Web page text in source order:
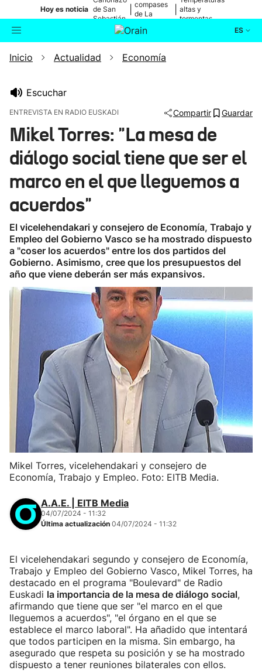
Hoy es noticia de San
Sebastián
compases
de La
altas y
tormentas
ES
Buscador Actualidad
Ikusmiran
Eguraldia
Inicio Actualidad Economía
Escuchar
ENTREVISTA EN RADIO EUSKADI Compartir Guardar
Mikel Torres: "La mesa de
diálogo social tiene que ser el
marco en el que lleguemos a
acuerdos"
El vicelehendakari y consejero de Economía, Trabajo y
Empleo del Gobierno Vasco se ha mostrado dispuesto
a "coser los acuerdos" entre los dos partidos del
Gobierno. Asimismo, cree que los presupuestos del
año que viene deberán ser más expansivos.
Mikel Torres, vicelehendakari y consejero de
Economía, Trabajo y Empleo. Foto: EITB Media.
A.A.E. | EITB Media
04/07/2024 - 11:32
Última actualización 04/07/2024 - 11:32
El vicelehendakari segundo y consejero de Economía,
Trabajo y Empleo del Gobierno Vasco, Mikel Torres, ha
destacado en el programa "Boulevard" de Radio
Euskadi la importancia de la mesa de diálogo social,
afirmando que tiene que ser "el marco en el que
lleguemos a acuerdos", "el órgano en el que se
establece el marco laboral". Ha añadido que intentará
que todos participen en la misma. Sin embargo, ha
asegurado que respeta su posición y se ha mostrado
dispuesto a tener reuniones bilaterales con ellos.